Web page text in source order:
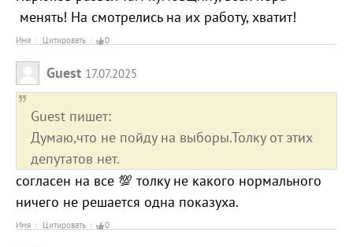
менять! На смотрелись на их работу, хватит!
Имя Цитировать 0
Guest 17.07.2025
Guest пишет:
Думаю,что не пойду на выборы.Толку от этих
депутатов нет.
согласен на все 💯 толку не какого нормального
ничего не решается одна показуха.
Имя Цитировать 0